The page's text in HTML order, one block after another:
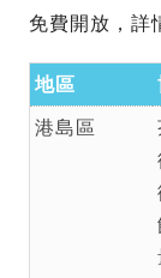
免費開放，詳
地區
港島區